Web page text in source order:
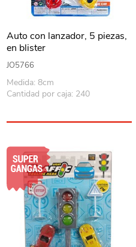
Auto con lanzador, 5 piezas,
en blister
JO5766
Medida: 8cm
Cantidad por caja: 240